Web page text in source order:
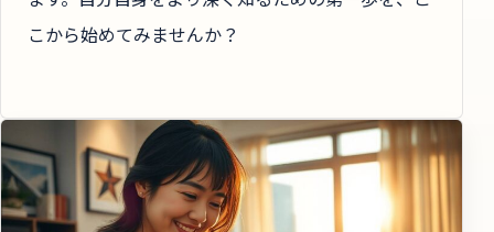
こから始めてみませんか？